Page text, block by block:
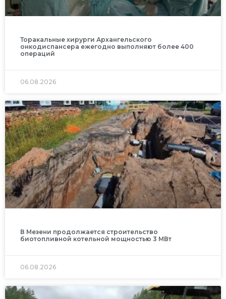
Торакальные хирурги Архангельского
онкодиспансера ежегодно выполняют более 400
операций
06.08.2026
В Мезени продолжается строительство
биотопливной котельной мощностью 3 МВт
06.08.2026